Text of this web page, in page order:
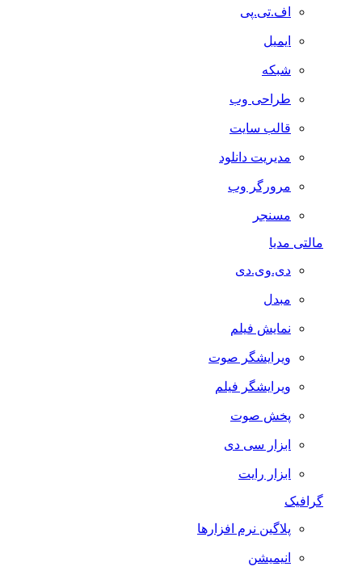
اف.تی.پی
ایمیل
شبکه
طراحی وب
قالب سایت
مدیریت دانلود
مرورگر وب
مسنجر
مالتی مدیا
دی.وی.دی
مبدل
نمایش فیلم
ویرایشگر صوت
ویرایشگر فیلم
پخش صوت
ابزار سی دی
ابزار رایت
گرافیک
پلاگین نرم افزارها
انیمیشن